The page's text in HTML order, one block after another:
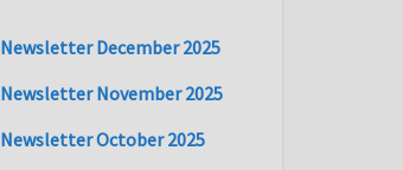
Newsletter December 2025
Newsletter November 2025
Newsletter October 2025